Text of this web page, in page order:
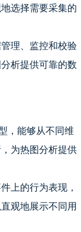
选择需要采集的
理、监控和校验
析提供可靠的数
，能够从不同维
为热图分析提供
上的行为表现，
观地展示不同用